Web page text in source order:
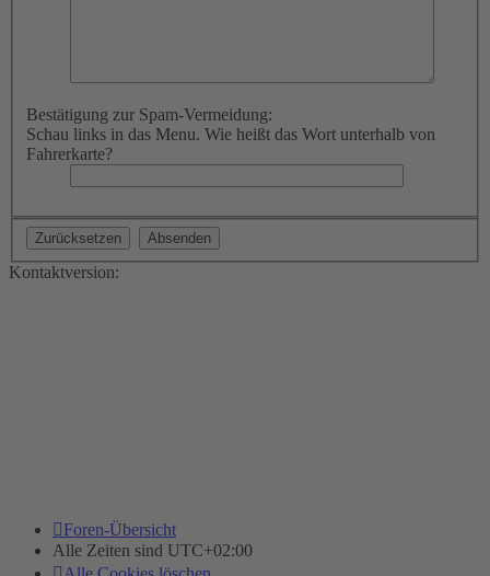
Bestätigung zur Spam-Vermeidung:
Schau links in das Menu. Wie heißt das Wort unterhalb von
Fahrerkarte?
Kontaktversion:
Foren-Übersicht
Alle Zeiten sind UTC+02:00